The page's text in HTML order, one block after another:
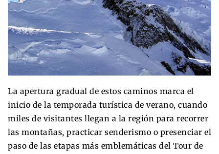
La apertura gradual de estos caminos marca el
inicio de la temporada turística de verano, cuando
miles de visitantes llegan a la región para recorrer
las montañas, practicar senderismo o presenciar el
paso de las etapas más emblemáticas del Tour de